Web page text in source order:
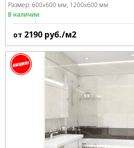
Размер: 600x600 мм 1200x600 мм
В наличии
от 2190 руб./м2